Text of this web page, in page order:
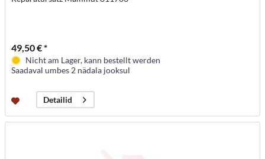
49,50 € *
Nicht am Lager, kann bestellt werden
Saadaval umbes 2 nädala jooksul
Detailid